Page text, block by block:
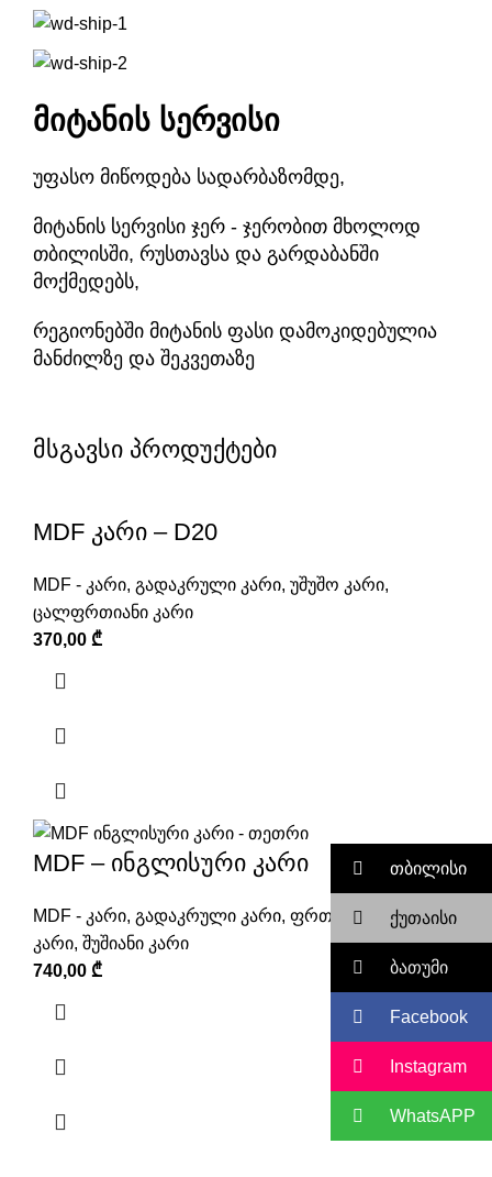
მიტანის სერვისი
უფასო მიწოდება სადარბაზომდე,
მიტანის სერვისი ჯერ - ჯერობით მხოლოდ
თბილისში, რუსთავსა და გარდაბანში
მოქმედებს,
რეგიონებში მიტანის ფასი დამოკიდებულია
მანძილზე და შეკვეთაზე
მსგავსი პროდუქტები
MDF კარი – D20
MDF - კარი, გადაკრული კარი, უშუშო კარი,
ცალფრთიანი კარი
370,00 ₾
MDF – ინგლისური კარი
MDF - კარი, გადაკრული კარი, ფრთანახევრიანი
კარი, შუშიანი კარი
740,00 ₾
თბილისი
ქუთაისი
ბათუმი
Facebook
Instagram
WhatsAPP